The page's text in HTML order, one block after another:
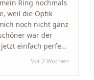
Ring nochmals
weil die Optik
noch nicht ganz
war der
einfach perfekt
Dankeschön an
Vor 2 Wochen